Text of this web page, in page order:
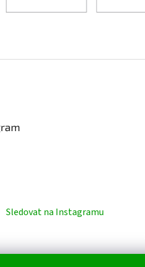
Sledovat na Instagramu